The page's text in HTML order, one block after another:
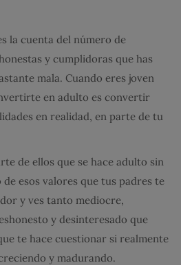
la cuenta del número de
y cumplidoras que has
mala. Cuando eres joven
en adulto es convertir
en realidad, en parte de tu
de ellos que se hace adulto sin
esos valores que tus padres te
y ves tanto mediocre,
y desinteresado que
te hace cuestionar si realmente
y madurando.